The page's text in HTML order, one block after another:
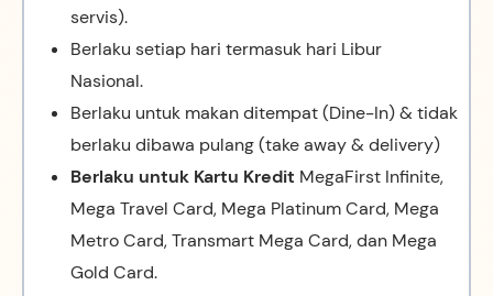
servis).
Berlaku setiap hari termasuk hari Libur
Nasional.
Berlaku untuk makan ditempat (Dine-In) & tidak
berlaku dibawa pulang (take away & delivery)
Berlaku untuk Kartu Kredit MegaFirst Infinite,
Mega Travel Card, Mega Platinum Card, Mega
Metro Card, Transmart Mega Card, dan Mega
Gold Card.